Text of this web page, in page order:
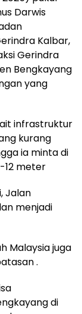
Darwis
Kalbar,
Gerindra
Bengkayang
yang
infrastruktur
kurang
ia minta di
12 meter
Jalan
menjadi
Malaysia juga
.
di